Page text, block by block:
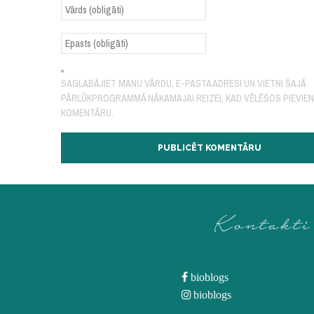
SAGLABĀJIET MANU VĀRDU, E-PASTA ADRESI UN VIETNI ŠAJĀ
PĀRLŪKPROGRAMMĀ NĀKAMAJAI REIZEI, KAD VĒLĒŠOS
KOMENTĀRU.
Kontakti
bioblogs
bioblogs